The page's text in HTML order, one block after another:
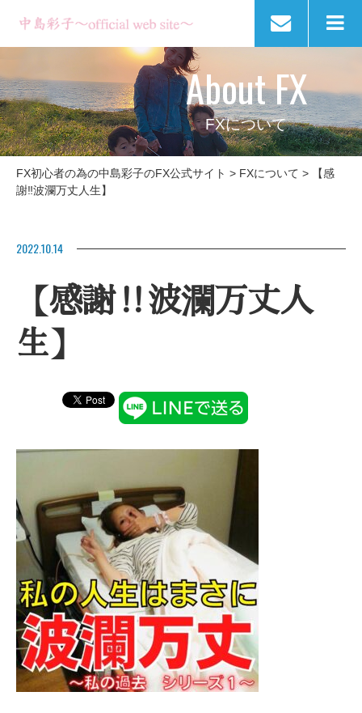
About FX
FXについて
FX初心者の為の中島彩子のFX公式サイト > FXについて >
【感
謝‼波瀾万丈人生】
2022.10.14
【感謝‼波瀾万丈人
生】